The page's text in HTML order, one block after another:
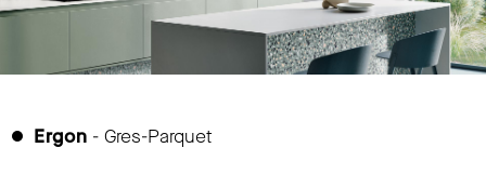
Ergon - Gres-Parquet